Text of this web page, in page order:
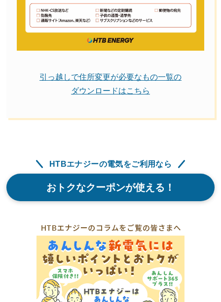
引っ越しで住所変更が必要なもの一覧の
ダウンロードはこちら
HTBエナジーの電気をご利用なら
おトクなクーポンが使える！